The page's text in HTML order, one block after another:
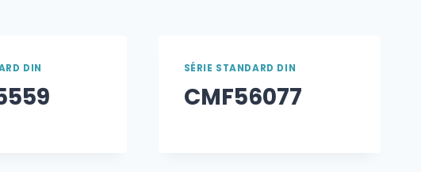
DIN SÉRIE STANDARD DIN
CMF56077